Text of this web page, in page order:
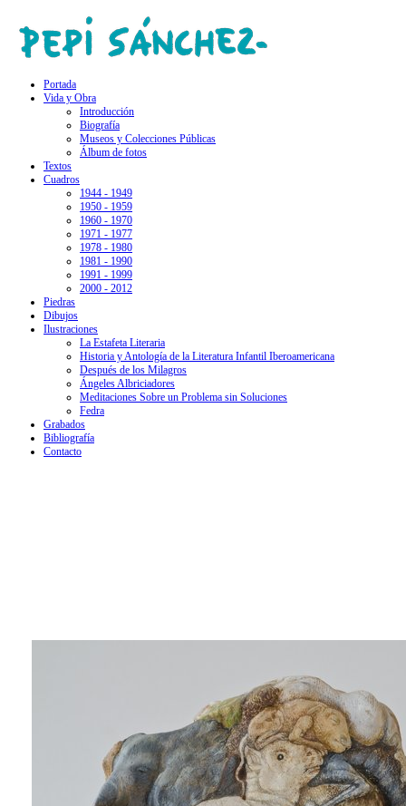
Portada
Vida y Obra
Introducción
Biografía
Museos y Colecciones Públicas
Álbum de fotos
Textos
Cuadros
1944 - 1949
1950 - 1959
1960 - 1970
1971 - 1977
1978 - 1980
1981 - 1990
1991 - 1999
2000 - 2012
Piedras
Dibujos
Ilustraciones
La Estafeta Literaria
Historia y Antología de la Literatura Infantil Iberoamericana
Después de los Milagros
Ángeles Albriciadores
Meditaciones Sobre un Problema sin Soluciones
Fedra
Grabados
Bibliografía
Contacto